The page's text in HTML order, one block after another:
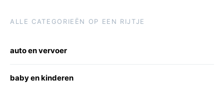
ALLE CATEGORIEËN OP EEN RIJTJE
auto en vervoer
baby en kinderen